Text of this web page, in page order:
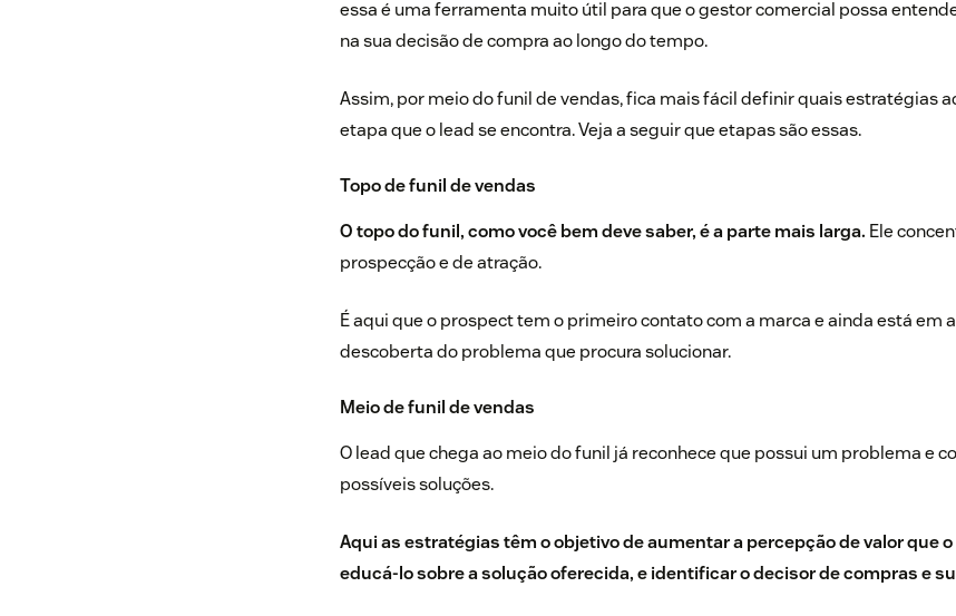
essa é uma ferramenta muito útil para que o gestor comercial possa
na sua decisão de compra ao longo do tempo.
Assim, por meio do funil de vendas, fica mais fácil definir quais estratégias
etapa que o lead se encontra. Veja a seguir que etapas são essas.
Topo de funil de vendas
O topo do funil, como você bem deve saber, é a parte mais larga. Ele
prospecção e de atração.
É aqui que o prospect tem o primeiro contato com a marca e ainda está em
descoberta do problema que procura solucionar.
Meio de funil de vendas
O lead que chega ao meio do funil já reconhece que possui um problema e
possíveis soluções.
Aqui as estratégias têm o objetivo de aumentar a percepção de valor que
educá-lo sobre a solução oferecida, e identificar o decisor de compras e